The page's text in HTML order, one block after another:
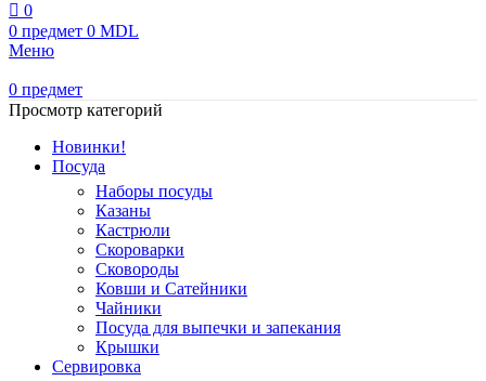
0
0 предмет 0 MDL
Меню
0 предмет
Просмотр категорий
Новинки!
Посуда
Наборы посуды
Казаны
Кастрюли
Скороварки
Сковороды
Ковши и Сатейники
Чайники
Посуда для выпечки и запекания
Крышки
Сервировка